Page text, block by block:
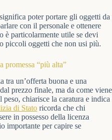
poter portare gli oggetti da
con il personale e ottenere
è particolarmente utile se devi
piccoli oggetti che non usi più.
promessa “più alta”
tra un’offerta buona e una
prezzo finale, ma da come viene
chiarisce la caratura e indica
di Stato ricorda che chi
in possesso della licenza
importante per capire se